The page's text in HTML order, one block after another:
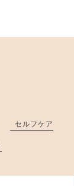
セルフケア